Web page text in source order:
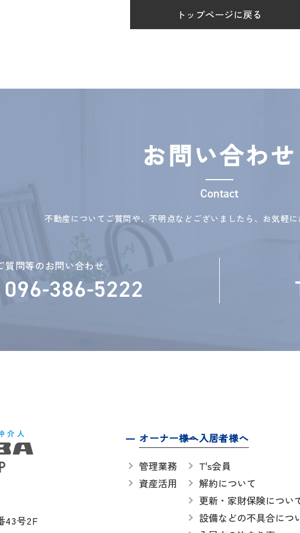
トップページに戻る
お問い合わせ
Contact
不動産についてご質問や、不明点などございましたら、お気軽に
質問等のお問い合わせ
096-386-5222
43号2F
オーナー様へ
管理業務
資産活用
入居者様へ
T's会員
解約について
更新・家財保険につい
設備などの不具合につ